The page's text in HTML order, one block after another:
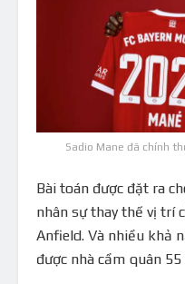
Sadio Mane đã chính
Bài toán được đặt ra
nhân sự thay thế vị trí
Anfield. Và nhiều khả
được nhà cầm quân